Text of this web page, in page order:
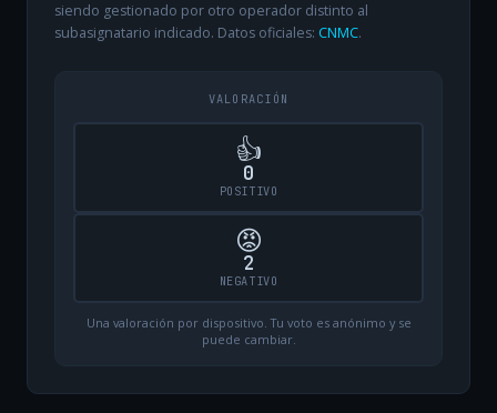
siendo gestionado por otro operador distinto al
subasignatario indicado. Datos oficiales: CNMC.
VALORACIÓN
👍
0
POSITIVO
😡
2
NEGATIVO
Una valoración por dispositivo. Tu voto es anónimo y se
puede cambiar.